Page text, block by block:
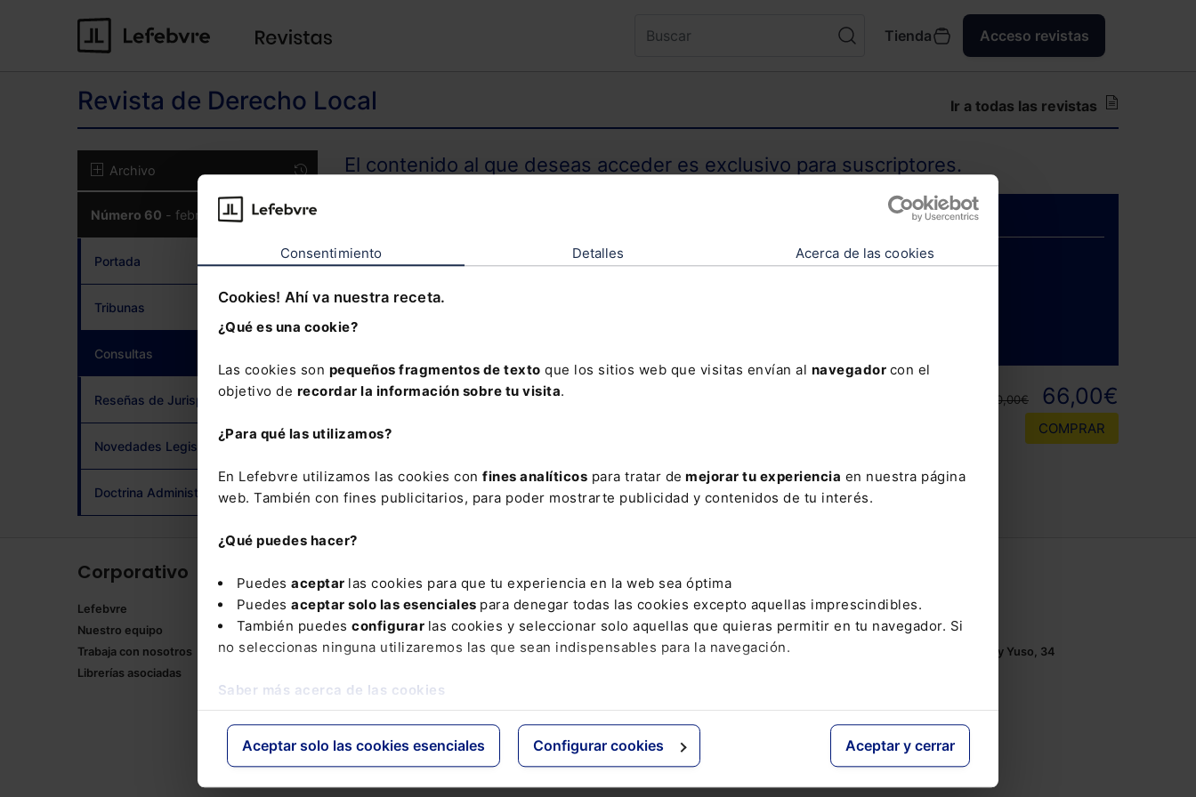
Consentimiento Detalles Acerca de las cookies
Cookies! Ahí va nuestra receta.
¿Qué es una cookie?
Las cookies son pequeños fragmentos de texto que los sitios web que visitas envían al navegador con el
objetivo de recordar la información sobre tu visita.
¿Para qué las utilizamos?
En Lefebvre utilizamos las cookies con fines analíticos para tratar de mejorar tu experiencia en nuestra página
web. También con fines publicitarios, para poder mostrarte publicidad y contenidos de tu interés.
¿Qué puedes hacer?
Puedes aceptar las cookies para que tu experiencia en la web sea óptima
Puedes aceptar solo las esenciales para denegar todas las cookies excepto aquellas imprescindibles.
También puedes configurar las cookies y seleccionar solo aquellas que quieras permitir en tu navegador. Si
no seleccionas ninguna utilizaremos las que sean indispensables para la navegación.
Saber más acerca de las cookies
Aceptar solo las cookies esenciales Configurar cookies Aceptar y cerrar
Tienda Acceso revistas
Revista de Derecho Local Ir a todas las revistas
Archivo
Número 60 - febrero 2018
Portada
Tribunas
Consultas
Reseñas de Jurisprudencia
Novedades Legislativas
Doctrina Administrativa
El contenido al que deseas acceder es exclusivo para suscriptores.
Si todavía no te has suscrito, no pierdas está oportunidad y
adquiere tu acceso con un
110,00€ 66,00€
COMPRAR
Corporativo
Lefebvre
Nuestro equipo
Trabaja con nosotros
Librerías asociadas
Productos
Mementos
Formularios Jurídicos
Manuales de Derecho
Mementos Expertos
Códigos Comentados
Grupo Lefebvre
ELS
El Derecho
Espacio Asesoría
Tel.: 91 210 80 00
Mándanos unemail
Monasterios de Suso y Yuso, 34